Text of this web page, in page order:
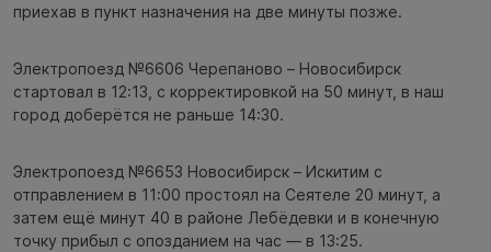
приехав в пункт назначения на две минуты позже.
Электропоезд №6606 Черепаново – Новосибирск
стартовал в 12:13, с корректировкой на 50 минут, в наш
город доберётся не раньше 14:30.
Электропоезд №6653 Новосибирск – Искитим с
отправлением в 11:00 простоял на Сеятеле 20 минут, а
затем ещё минут 40 в районе Лебёдевки и в конечную
точку прибыл с опозданием на час — в 13:25.